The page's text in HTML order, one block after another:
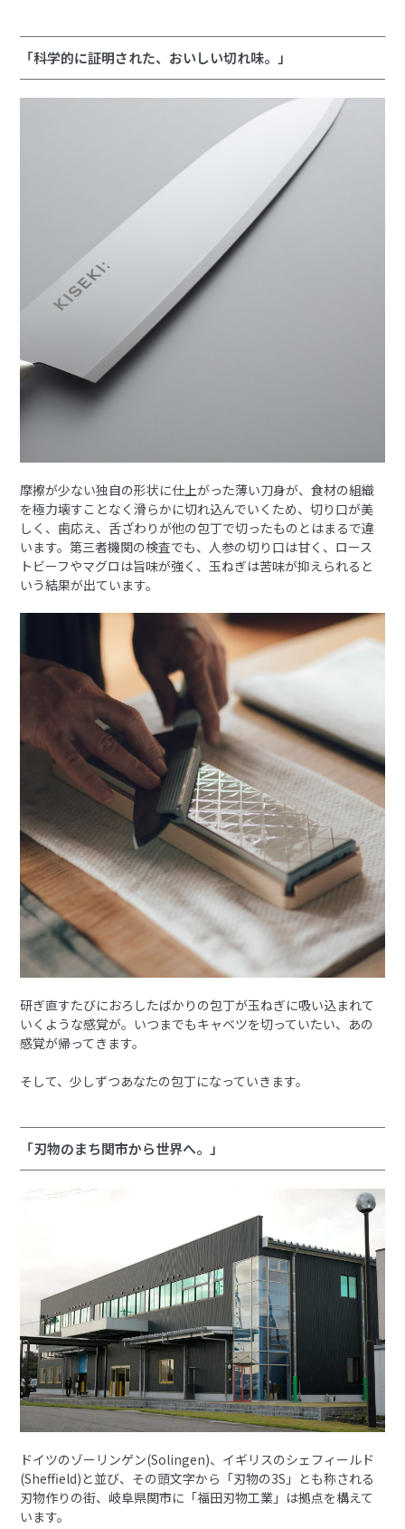
「科学的に証明された、おいしい切れ味。」
摩擦が少ない独自の形状に仕上がった薄い刀身が、食材の組織
を極力壊すことなく滑らかに切れ込んでいくため、切り口が美
しく、歯応え、舌ざわりが他の包丁で切ったものとはまるで違
います。第三者機関の検査でも、人参の切り口は甘く、ロース
トビーフやマグロは旨味が強く、玉ねぎは苦味が抑えられると
いう結果が出ています。
研ぎ直すたびにおろしたばかりの包丁が⽟ねぎに吸い込まれて
いくような感覚が。いつまでもキャベツを切っていたい、あの
感覚が帰ってきます。
そして、少しずつあなたの包丁になっていきます。
「刃物のまち関市から世界へ。」
ドイツのゾーリンゲン(Solingen)、イギリスのシェフィールド
(Sheffield)と並び、その頭文字から「刃物の3S」とも称される
刃物作りの街、岐阜県関市に「福田刃物工業」は拠点を構えて
います。